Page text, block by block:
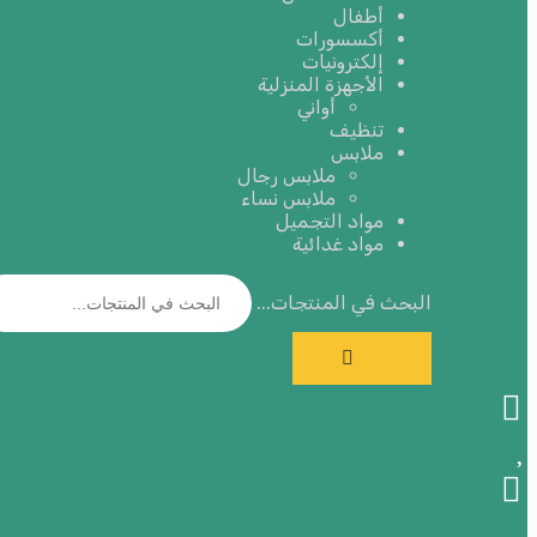
أطفال
أكسسورات
إلكترونيات
الأجهزة المنزلية
أواني
تنظيف
ملابس
ملابس رجال
ملابس نساء
مواد التجميل
مواد غدائية
البحث في المنتجات...